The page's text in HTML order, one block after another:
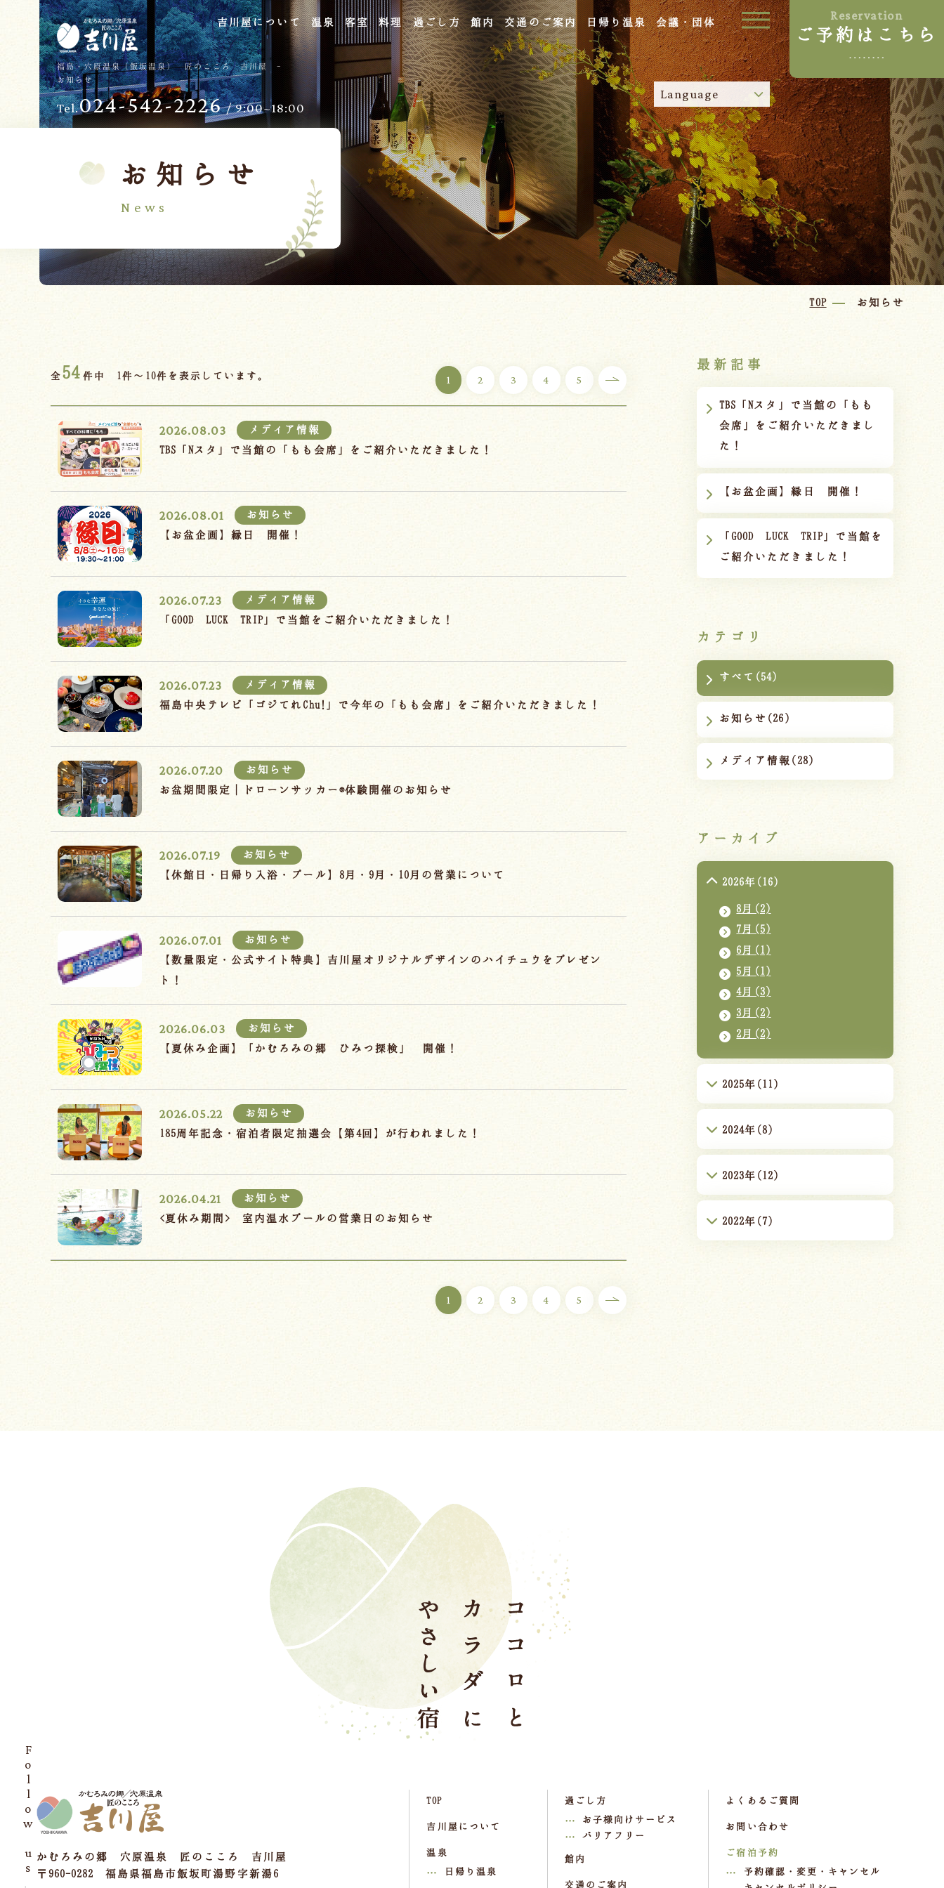
福島・穴原温泉（飯坂温泉） 匠のこころ 吉川屋 -
お知らせ
吉川屋について 温泉 客室 料理 過ごし方 館内 交通のご案内 日帰り温泉 会議・団体 Reservation
ご予約はこちら
Language
Tel.024-542-2226/ 9:00~18:00
お知らせ
News
TOP お知らせ
全 54 件中 1件～10件を表示しています。 1 2 3 4 5
2026.08.03
メディア情報
TBS「Nスタ」で当館の「もも会席」をご紹介いただきました！
2026.08.01
お知らせ
【お盆企画】縁日 開催！
2026.07.23
メディア情報
「GOOD LUCK TRIP」で当館をご紹介いただきました！
2026.07.23
メディア情報
福島中央テレビ「ゴジてれChu!」で今年の「もも会席」をご紹介いただきました！
2026.07.20
お知らせ
お盆期間限定｜ドローンサッカー®体験開催のお知らせ
2026.07.19
お知らせ
【休館日・日帰り入浴・プール】8月・9月・10月の営業について
2026.07.01
お知らせ
【数量限定・公式サイト特典】吉川屋オリジナルデザインのハイチュウをプレゼン
ト！
2026.06.03
お知らせ
【夏休み企画】「かむろみの郷 ひみつ探検」 開催！
2026.05.22
お知らせ
185周年記念・宿泊者限定抽選会【第4回】が行われました！
2026.04.21
お知らせ
<夏休み期間> 室内温水プールの営業日のお知らせ
1 2 3 4 5
最新記事
TBS「Nスタ」で当館の「もも
会席」をご紹介いただきまし
た！
【お盆企画】縁日 開催！
「GOOD LUCK TRIP」で当館を
ご紹介いただきました！
カテゴリ
すべて(54)
お知らせ(26)
メディア情報(28)
アーカイブ
2026年(16)
8月(2)
7月(5)
6月(1)
5月(1)
4月(3)
3月(2)
2月(2)
2025年(11)
2024年(8)
2023年(12)
2022年(7)
かむろみの郷 穴原温泉 匠のこころ 吉川屋
〒960-0282 福島県福島市飯坂町湯野字新湯6
TOP
吉川屋について
温泉
日帰り温泉
過ごし方
お子様向けサービス
バリアフリー
館内
交通のご案内
よくあるご質問
お問い合わせ
ご宿泊予約
予約確認・変更・キャンセル
Follow us
TOP
吉川屋について
温泉
せせらぎの杜
過ごし方
お子様向けサービス
バリアフリー
交通のご案内
吉川屋で過ごす特別な日
よくあるご質問
お問い合わせ
ご宿泊予約
予約確認・変更・キャンセル
キャンセルポリシー
宿泊約款
オンラインショップ
吉川屋×温泉むすめ
Follow us
ご宿泊プラン
お部屋からプランを選ぶ
空室カレンダーから選ぶ
Tel.024-542-2226/
9:00~18:00
Language